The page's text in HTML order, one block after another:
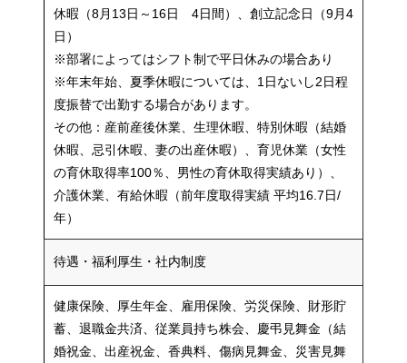
休暇（8月13日～16日 4日間）、創立記念日（9月4
日）
※部署によってはシフト制で平日休みの場合あり
※年末年始、夏季休暇については、1日ないし2日程
度振替で出勤する場合があります。
その他：産前産後休業、生理休暇、特別休暇（結婚
休暇、忌引休暇、妻の出産休暇）、育児休業（女性
の育休取得率100％、男性の育休取得実績あり）、
介護休業、有給休暇（前年度取得実績 平均16.7日/
年）
待遇・福利厚生・社内制度
健康保険、厚生年金、雇用保険、労災保険、財形貯
蓄、退職金共済、従業員持ち株会、慶弔見舞金（結
婚祝金、出産祝金、香典料、傷病見舞金、災害見舞